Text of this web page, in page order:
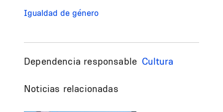
Igualdad de género
Dependencia responsable Cultura
Noticias relacionadas